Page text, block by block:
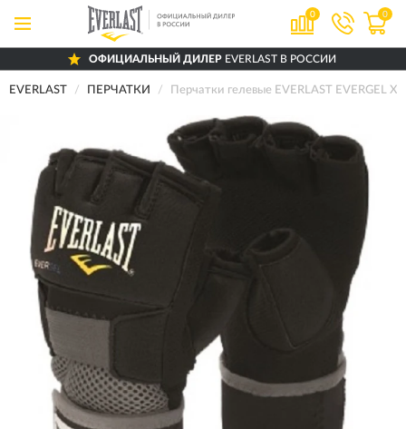
0 0
ОФИЦИАЛЬНЫЙ ДИЛЕР EVERLAST В РОССИИ
EVERLAST ПЕРЧАТКИ Перчатки гелевые EVERLAST EVERGEL